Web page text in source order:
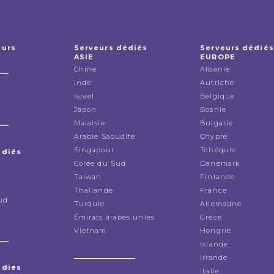
Serveurs dédiés
ASIE
Chine
Inde
Israel
Japon
Malaisie
Arabie Saoudite
Singapour
Corée du Sud
Taiwan
Thailande
Turquie
Émirats arabes unies
Vietnam
Serveurs dédiés
EUROPE
Albanie
Autriche
Belgique
Bosnie
Bulgarie
Chypre
Tchéquie
Danemark
Finlande
France
Allemagne
Grèce
Hongrie
Islande
Irlande
italie